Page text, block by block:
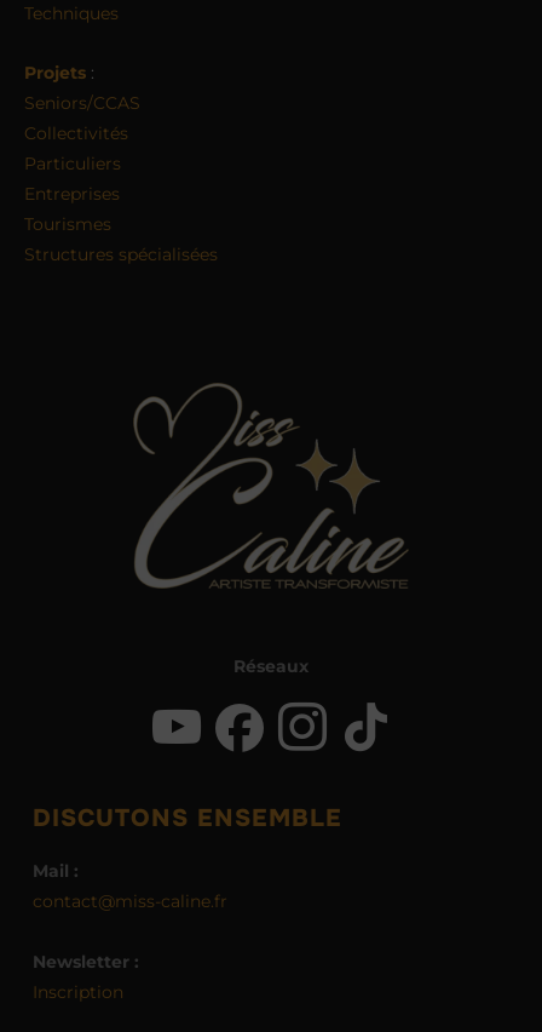
Techniques
Projets :
Seniors/CCAS
Collectivités
Particuliers
Entreprises
Tourismes
Structures spécialisées
Réseaux
DISCUTONS ENSEMBLE
Mail :
contact@miss-caline.fr
Newsletter :
Inscription